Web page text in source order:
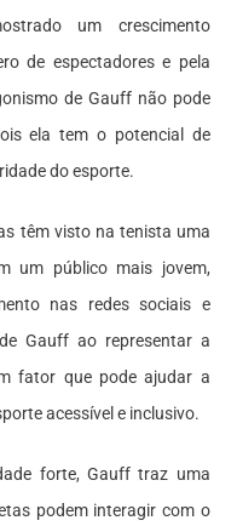
um crescimento
de espectadores e pela
de Gauff não pode
ela tem o potencial de
do esporte.
têm visto na tenista uma
um público mais jovem,
nas redes sociais e
Gauff ao representar a
fator que pode ajudar a
acessível e inclusivo.
forte, Gauff traz uma
podem interagir com o